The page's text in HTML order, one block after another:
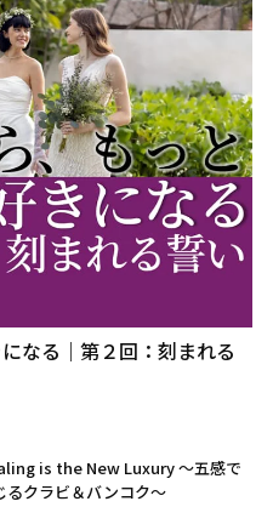
なる｜第２回：刻まれる
is the New Luxury ～五感で
るクラビ＆バンコク～